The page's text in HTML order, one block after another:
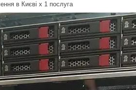
в Києві х 1 послуга